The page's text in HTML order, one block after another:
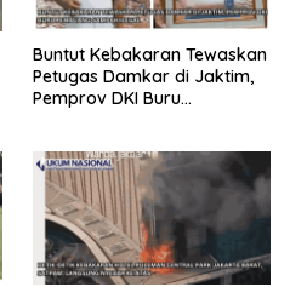
Buntut Kebakaran Tewaskan
Petugas Damkar di Jaktim,
Pemprov DKI Buru